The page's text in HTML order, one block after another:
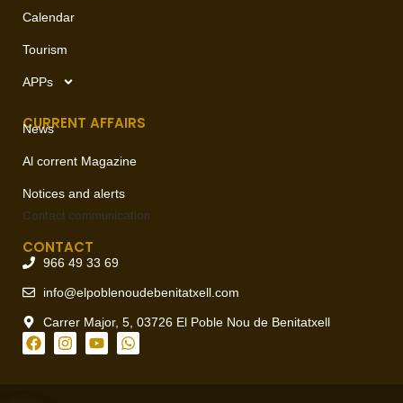
Calendar
Tourism
APPs
CURRENT AFFAIRS
News
Al corrent Magazine
Notices and alerts
Contact communication
CONTACT
966 49 33 69
info@elpoblenoudebenitatxell.com
Carrer Major, 5, 03726 El Poble Nou de Benitatxell